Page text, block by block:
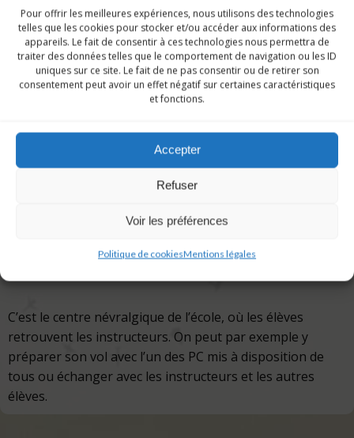
Pour offrir les meilleures expériences, nous utilisons des technologies
telles que les cookies pour stocker et/ou accéder aux informations des
appareils. Le fait de consentir à ces technologies nous permettra de
traiter des données telles que le comportement de navigation ou les ID
uniques sur ce site. Le fait de ne pas consentir ou de retirer son
consentement peut avoir un effet négatif sur certaines caractéristiques
et fonctions.
Accepter
Refuser
Voir les préférences
Politique de cookiesMentions légales
La salle d’OPS
C’est le centre névralgique de l’école, où les élèves
retrouvent les instructeurs. On peut par exemple y
préparer son vol avec l’un des PC mis à disposition de
tous ou échanger avec les instructeurs et les autres
élèves.